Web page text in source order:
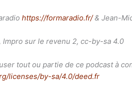
https://formaradio.fr/& Jean-
Impro sur le revenu 2, cc-by-sa 4.0
tout ou partie de ce podcast à
licenses/by-sa/4.0/deed.fr